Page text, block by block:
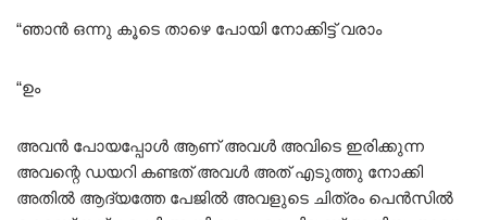
“ഞാൻ ഒന്നു കൂടെ താഴെ പോയി നോക്കിട്ട് വരാം
“ഉം
അവൻ പോയപ്പോൾ ആണ് അവൾ അവിടെ ഇരിക്കുന്ന
അവന്റെ ഡയറി കണ്ടത് അവൾ അത് എടുത്തു നോക്കി
അതിൽ ആദ്യത്തേ പേജിൽ അവളുടെ ചിത്രം പെൻസിൽ